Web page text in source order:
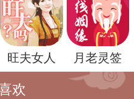
并不是一个简单的
征意义，需要我们
人的梦境都是独特
情感的影响，因此
旺夫女人 月老灵签
欢